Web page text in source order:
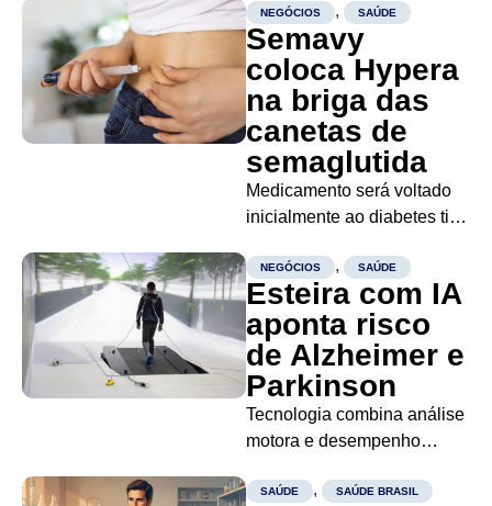
NEGÓCIOS , SAÚDE
Semavy
coloca Hypera
na briga das
canetas de
semaglutida
Medicamento será voltado
inicialmente ao diabetes tipo
registro sanitário A Hypera
Pharma se prepara para
entrar no mercado brasileiro
de medicamentos à base de
semaglutida sintética. A
nova caneta injetável da
companhia já tem nome...
NEGÓCIOS , SAÚDE
Esteira com IA
aponta risco
de Alzheimer e
Parkinson
Tecnologia combina análise
motora e desempenho
alterações neurológicas
SAÚDE , SAÚDE BRASIL